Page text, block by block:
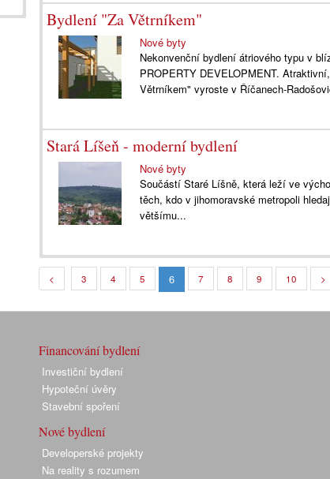
Bydlení "Za Větrníkem"
Nové byty
Nekonvenční bydlení átriového typu v
PROPERTY DEVELOPMENT.
Větrníkem" vyroste v Říčanech-
Stará Líšeň - moderní bydlení
Nové byty
Součástí Staré Líšně, která leží ve
těch, kdo v jihomoravské metropoli
většímu...
< 3 4 5 6 7 8 9 10 >
Financování bydlení
Investiční bydlení
Hypoteční úvěry
Stavební spoření
Nové bydlení
Developerské projekty
Na reality s rozumem